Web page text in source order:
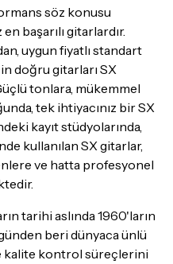
söz konusu
başarılı gitarlardır.
uygun fiyatlı standart
doğru gitarları SX
tonlara, mükemmel
tek ihtiyacınız bir SX
kayıt stüdyolarında,
kullanılan SX gitarlar,
ve hatta profesyonel
tarihi aslında 1960'ların
beri dünyaca ünlü
kalite kontrol süreçlerini